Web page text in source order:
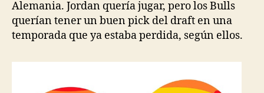
Alemania. Jordan quería jugar, pero los Bulls
querían tener un buen pick del draft en una
temporada que ya estaba perdida, según ellos.